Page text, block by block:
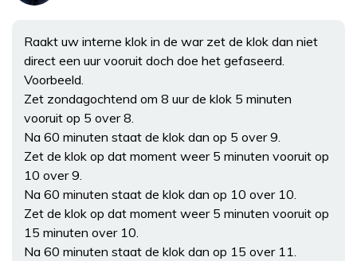
Raakt uw interne klok in de war zet de klok dan niet
direct een uur vooruit doch doe het gefaseerd.
Voorbeeld.
Zet zondagochtend om 8 uur de klok 5 minuten
vooruit op 5 over 8.
Na 60 minuten staat de klok dan op 5 over 9.
Zet de klok op dat moment weer 5 minuten vooruit op
10 over 9.
Na 60 minuten staat de klok dan op 10 over 10.
Zet de klok op dat moment weer 5 minuten vooruit op
15 minuten over 10.
Na 60 minuten staat de klok dan op 15 over 11.